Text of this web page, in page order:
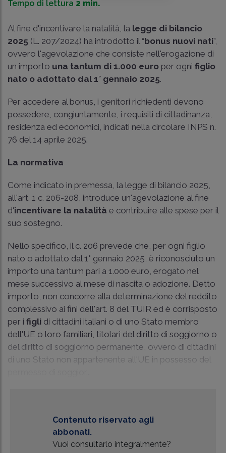
Tempo di lettura 2 min.
Al fine d'incentivare la natalità, la legge di bilancio
2025 (L. 207/2024) ha introdotto il “bonus nuovi nati”,
ovvero l'agevolazione che consiste nell'erogazione di
un importo una tantum di 1.000 euro per ogni figlio
nato o adottato dal 1° gennaio 2025.
Per accedere al bonus, i genitori richiedenti devono
possedere, congiuntamente, i requisiti di cittadinanza,
residenza ed economici, indicati nella circolare INPS n.
76 del 14 aprile 2025.
La normativa
Come indicato in premessa, la legge di bilancio 2025,
all'art. 1 c. 206-208, introduce un'agevolazione al fine
d'incentivare la natalità e contribuire alle spese per il
suo sostegno.
Nello specifico, il c. 206 prevede che, per ogni figlio
nato o adottato dal 1° gennaio 2025, è riconosciuto un
importo una tantum pari a 1.000 euro, erogato nel
mese successivo al mese di nascita o adozione. Detto
importo, non concorre alla determinazione del reddito
complessivo ai fini dell'art. 8 del TUIR ed è corrisposto
per i figli di cittadini italiani o di uno Stato membro
dell'UE o loro familiari, titolari del diritto di soggiorno o
del diritto di soggiorno permanente, ovvero di cittadini
di uno Stato non appartenente all'UE in possesso del
Contenuto riservato agli
abbonati.
Vuoi consultarlo integralmente?